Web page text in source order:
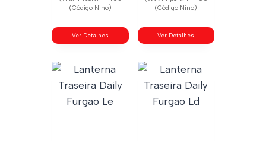
(Código Nino)
Ver Detalhes
(Código Nino)
Ver Detalhes